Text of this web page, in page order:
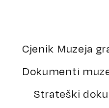
Cjenik Muzeja
Dokumenti
Strateški